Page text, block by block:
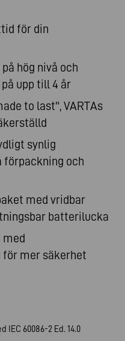
för din
hög nivå och
upp till 4 år
to last", VARTAs
synlig
förpackning och
med vridbar
batterilucka
med
mer säkerhet
60086-2 Ed. 14.0